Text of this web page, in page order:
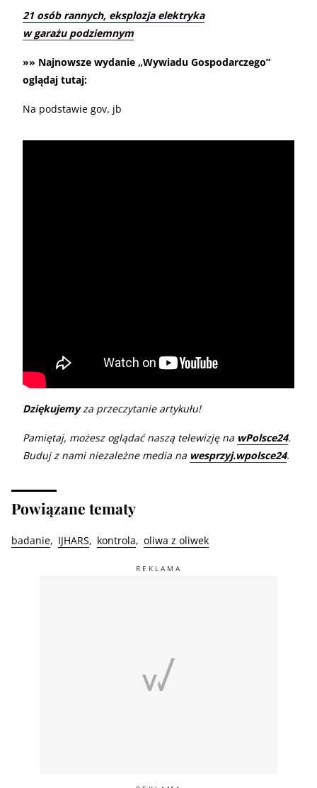
21 osób rannych, eksplozja elektryka
w garażu podziemnym
»» Najnowsze wydanie „Wywiadu Gospodarczego”
oglądaj tutaj:
Na podstawie gov, jb
Dziękujemyza przeczytanie artykułu!
Pamiętaj, możesz oglądać naszą telewizję na wPolsce24.
Buduj z nami niezależne media na wesprzyj.wpolsce24.
Powiązane tematy
badanie IJHARS kontrola oliwa z oliwek